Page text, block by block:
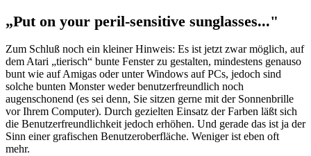
„Put on your peril-sensitive sunglasses..."
Zum Schluß noch ein kleiner Hinweis: Es ist jetzt zwar möglich, auf
dem Atari „tierisch“ bunte Fenster zu gestalten, mindestens genauso
bunt wie auf Amigas oder unter Windows auf PCs, jedoch sind
solche bunten Monster weder benutzerfreundlich noch
augenschonend (es sei denn, Sie sitzen gerne mit der Sonnenbrille
vor Ihrem Computer). Durch gezielten Einsatz der Farben läßt sich
die Benutzerfreundlichkeit jedoch erhöhen. Und gerade das ist ja der
Sinn einer grafischen Benutzeroberfläche. Weniger ist eben oft
mehr.